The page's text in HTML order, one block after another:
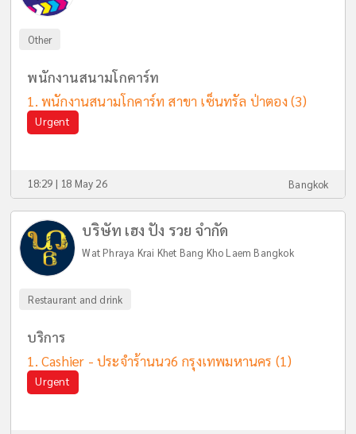
Other
พนักงานสนามโกคาร์ท
พนักงานสนามโกคาร์ท สาขา เซ็นทรัล ป่าตอง(3)
Urgent
18:29 | 18 May 26 Bangkok
บริษัท เฮง ปัง รวย จำกัด
Wat Phraya Krai Khet Bang Kho Laem Bangkok
Restaurant and drink
บริการ
Cashier - ประจำร้านนว6 กรุงเทพมหานคร (1)
Urgent